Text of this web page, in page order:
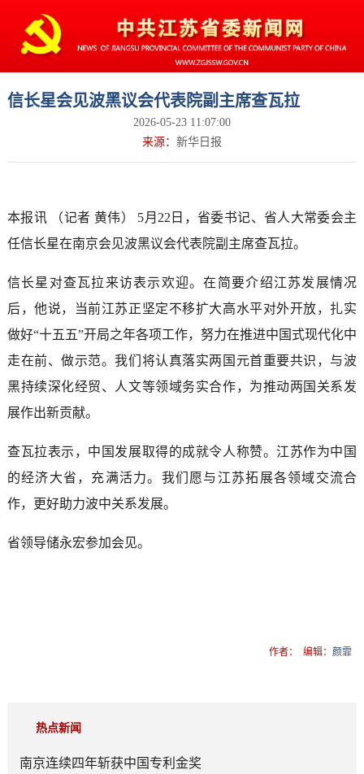
信长星会见波黑议会代表院副主席查瓦拉
2026-05-23 11:07:00
来源： 新华日报
本报讯 （记者 黄伟） 5月22日，省委书记、省人大常委会主
任信长星在南京会见波黑议会代表院副主席查瓦拉。
信长星对查瓦拉来访表示欢迎。在简要介绍江苏发展情况
后，他说，当前江苏正坚定不移扩大高水平对外开放，扎实
做好“十五五”开局之年各项工作，努力在推进中国式现代化中
走在前、做示范。我们将认真落实两国元首重要共识，与波
黑持续深化经贸、人文等领域务实合作，为推动两国关系发
展作出新贡献。
查瓦拉表示，中国发展取得的成就令人称赞。江苏作为中国
的经济大省，充满活力。我们愿与江苏拓展各领域交流合
作，更好助力波中关系发展。
省领导储永宏参加会见。
作者： 编辑：颜霏
热点新闻
南京连续四年斩获中国专利金奖